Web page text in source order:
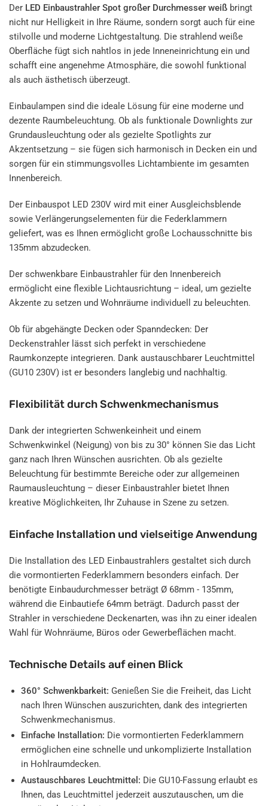
Der LED Einbaustrahler Spot großer Durchmesser weiß bringt
nicht nur Helligkeit in Ihre Räume, sondern sorgt auch für eine
stilvolle und moderne Lichtgestaltung. Die strahlend weiße
Oberfläche fügt sich nahtlos in jede Inneneinrichtung ein und
schafft eine angenehme Atmosphäre, die sowohl funktional
als auch ästhetisch überzeugt.
Einbaulampen sind die ideale Lösung für eine moderne und
dezente Raumbeleuchtung. Ob als funktionale Downlights zur
Grundausleuchtung oder als gezielte Spotlights zur
Akzentsetzung – sie fügen sich harmonisch in Decken ein und
sorgen für ein stimmungsvolles Lichtambiente im gesamten
Innenbereich.
Der Einbauspot LED 230V wird mit einer Ausgleichsblende
sowie Verlängerungselementen für die Federklammern
geliefert, was es Ihnen ermöglicht große Lochausschnitte bis
135mm abzudecken.
Der schwenkbare Einbaustrahler für den Innenbereich
ermöglicht eine flexible Lichtausrichtung – ideal, um gezielte
Akzente zu setzen und Wohnräume individuell zu beleuchten.
Ob für abgehängte Decken oder Spanndecken: Der
Deckenstrahler lässt sich perfekt in verschiedene
Raumkonzepte integrieren. Dank austauschbarer Leuchtmittel
(GU10 230V) ist er besonders langlebig und nachhaltig.
Flexibilität durch Schwenkmechanismus
Dank der integrierten Schwenkeinheit und einem
Schwenkwinkel (Neigung) von bis zu 30° können Sie das Licht
ganz nach Ihren Wünschen ausrichten. Ob als gezielte
Beleuchtung für bestimmte Bereiche oder zur allgemeinen
Raumausleuchtung – dieser Einbaustrahler bietet Ihnen
kreative Möglichkeiten, Ihr Zuhause in Szene zu setzen.
Einfache Installation und vielseitige Anwendung
Die Installation des LED Einbaustrahlers gestaltet sich durch
die vormontierten Federklammern besonders einfach. Der
benötigte Einbaudurchmesser beträgt Ø 68mm - 135mm,
während die Einbautiefe 64mm beträgt. Dadurch passt der
Strahler in verschiedene Deckenarten, was ihn zu einer idealen
Wahl für Wohnräume, Büros oder Gewerbeflächen macht.
Technische Details auf einen Blick
360° Schwenkbarkeit: Genießen Sie die Freiheit, das Licht
nach Ihren Wünschen auszurichten, dank des integrierten
Schwenkmechanismus.
Einfache Installation: Die vormontierten Federklammern
ermöglichen eine schnelle und unkomplizierte Installation
in Hohlraumdecken.
Austauschbares Leuchtmittel: Die GU10-Fassung erlaubt es
Ihnen, das Leuchtmittel jederzeit auszutauschen, um die